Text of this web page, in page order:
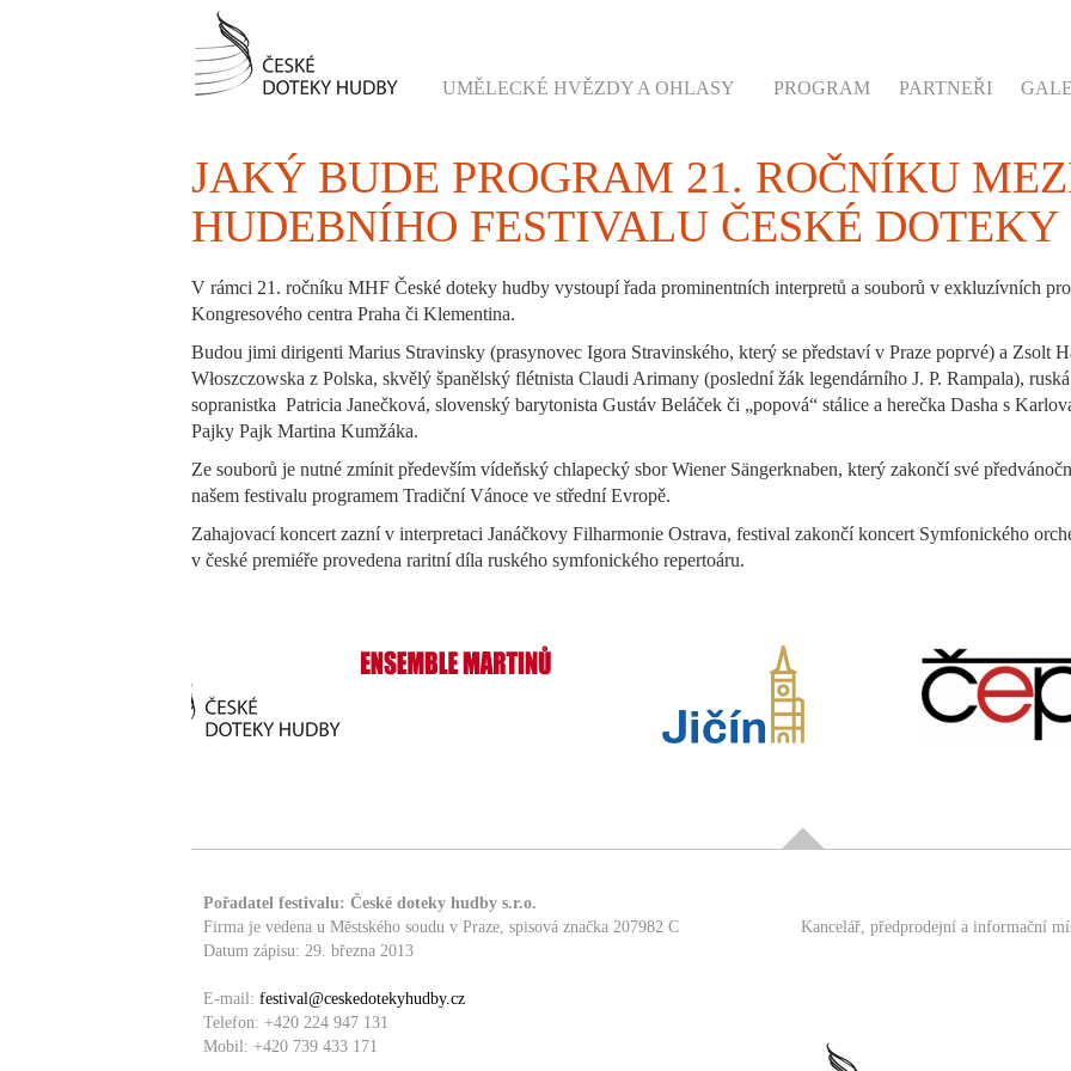
UMĚLECKÉ HVĚZDY A OHLASY PROGRAM PARTNEŘI
JAKÝ BUDE PROGRAM 21. ROČNÍKU
HUDEBNÍHO FESTIVALU ČESKÉ
V rámci 21. ročníku MHF České doteky hudby vystoupí řada prominentních interpretů a souborů v exkluzívních
Kongresového centra Praha či Klementina.
Budou jimi dirigenti Marius Stravinsky (prasynovec Igora Stravinského, který se představí v Praze poprvé) a Zsolt
Włoszczowska z Polska, skvělý španělský flétnista Claudi Arimany (poslední žák legendárního J. P. Rampala),
sopranistka Patricia Janečková, slovenský barytonista Gustáv Beláček či „popová“ stálice a herečka Dasha s
Pajky Pajk Martina Kumžáka.
Ze souborů je nutné zmínit především vídeňský chlapecký sbor Wiener Sängerknaben, který zakončí své
našem festivalu programem Tradiční Vánoce ve střední Evropě.
Zahajovací koncert zazní v interpretaci Janáčkovy Filharmonie Ostrava, festival zakončí koncert Symfonického
v české premiéře provedena raritní díla ruského symfonického repertoáru.
Pořadatel festivalu: České doteky hudby s.r.o.
Firma je vedena u Městského soudu v Praze, spisová značka 207982 C
Datum zápisu: 29. března 2013
E-mail: festival@ceskedotekyhudby.cz
Telefon: +420 224 947 131
Mobil: +420 739 433 171
Kancelář, předprodejní a informační